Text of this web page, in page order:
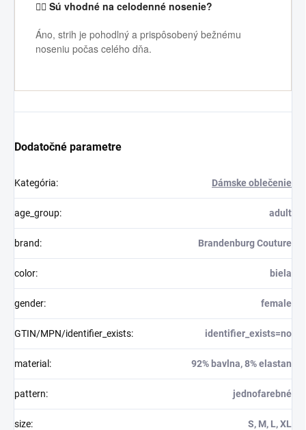
🏃‍♀️ Sú vhodné na celodenné nosenie?
Áno, strih je pohodlný a prispôsobený bežnému
noseniu počas celého dňa.
Dodatočné parametre
Kategória: Dámske oblečenie
age_group: adult
brand: Brandenburg Couture
color: biela
gender: female
GTIN/MPN/identifier_exists: identifier_exists=no
material : 92% bavlna, 8% elastan
pattern: jednofarebné
size: S, M, L, XL